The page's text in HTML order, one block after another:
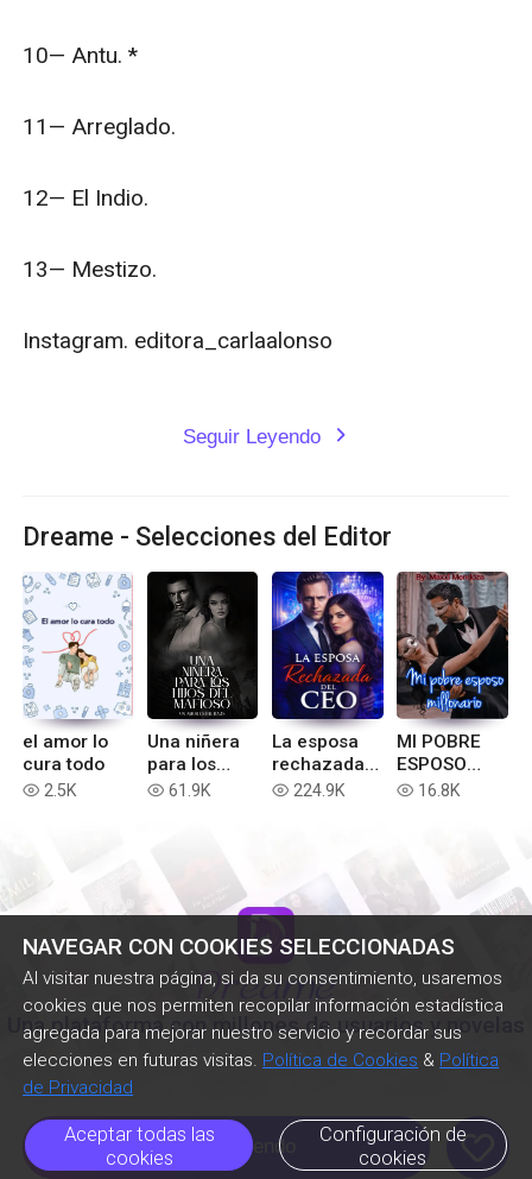
NAVEGAR CON COOKIES SELECCIONADAS
Al visitar nuestra página, si da su consentimiento, usaremos
cookies que nos permiten recopilar información estadística
agregada para mejorar nuestro servicio y recordar sus
elecciones en futuras visitas. Política de Cookies & Política
de Privacidad
Aceptar todas las
cookies
Configuración de
cookies
10— Antu. *
11— Arreglado.
12— El Indio.
13— Mestizo.
Instagram. editora_carlaalonso
Seguir Leyendo expand_more
Dreame - Selecciones del Editor
el amor lo
cura todo
read 2.5K
Una niñera
para los
hijos del
read 61.9K
La esposa
rechazada
del ceo
read 224.9K
MI POBRE
ESPOSO
MILLONARIO
read 16.8K
Una plataforma con millones de usuarios y novelas
Seguir Leyendo like